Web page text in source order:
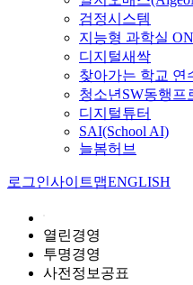
검정시스템
지능형 과학실 ON
디지털새싹
찾아가는 학교 연
청소년SW동행프
디지털튜터
SAI(School AI)
늘봄허브
로그인사이트맵ENGLISH
열린경영
투명경영
사전정보공표